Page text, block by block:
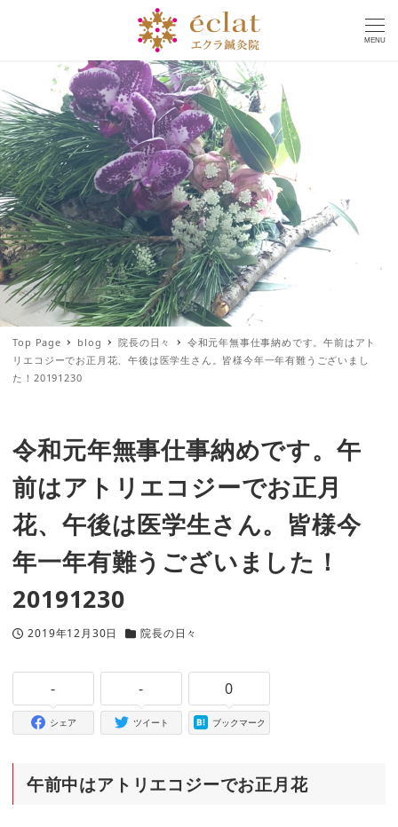
MENU
Top Page blog 院長の日々
令和元年無事仕事納めです。午前はアト
リエコジーでお正月花、午後は医学生さん。皆様今年一年有難うございまし
た！20191230
令和元年無事仕事納めです。午
前はアトリエコジーでお正月
花、午後は医学生さん。皆様今
年一年有難うございました！
20191230
投稿日
2019年12月30日
カテゴリー
院長の日々
-
シェア
-
ツイート
0
ブックマーク
午前中はアトリエコジーでお正月花